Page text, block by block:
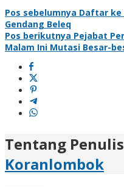
Pos sebelumnya Daftar ke
Gendang Beleq
Pos berikutnya Pejabat
Malam Ini Mutasi Besar-
Tentang
Koranlombok